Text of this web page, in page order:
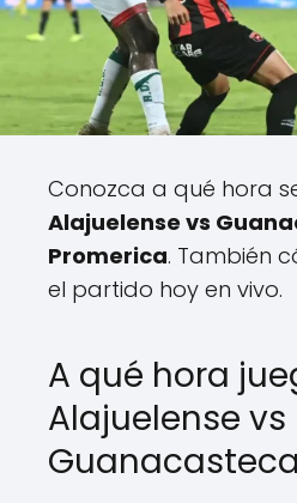
Conozca a qué hora
Alajuelense vs
Promerica. También
el partido hoy en vivo.
A qué hora
Alajuelense vs